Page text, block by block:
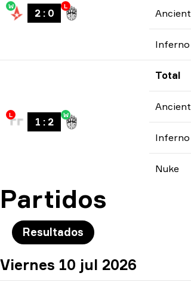
W
2: 0
L
Ancient
Inferno
L
1 : 2
W
Total
Ancient
Inferno
Nuke
Partidos
Resultados
Viernes 10 jul 2026